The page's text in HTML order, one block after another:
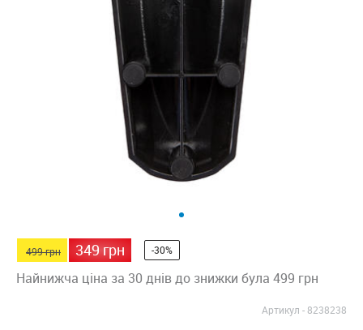
499 грн 349 грн -30%
Найнижча ціна за 30 днів до знижки була 499 грн
Артикул -8238238